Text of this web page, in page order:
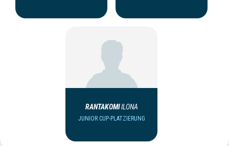
RANTAKOMIILONA
JUNIOR CUP-PLATZIERUNG